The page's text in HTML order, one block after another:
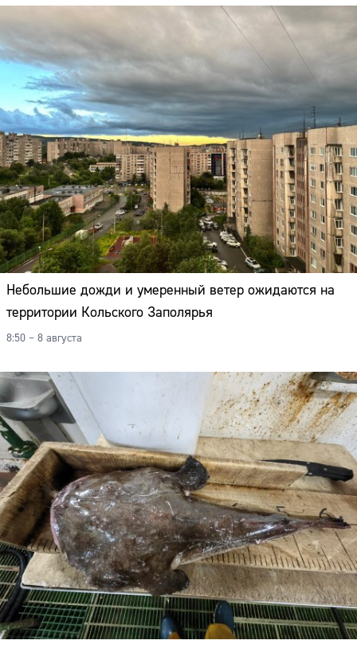
Небольшие дожди и умеренный ветер ожидаются на
территории Кольского Заполярья
8:50 – 8 августа